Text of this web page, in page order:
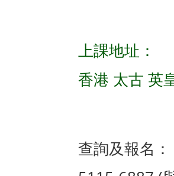
上課地址：
香港 太古 英
查詢及報名：